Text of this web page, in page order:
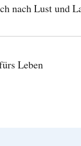
nach Lust und
Leben